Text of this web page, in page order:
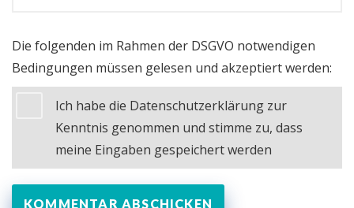
Die folgenden im Rahmen der DSGVO notwendigen
Bedingungen müssen gelesen und akzeptiert werden:
Ich habe die Datenschutzerklärung zur
Kenntnis genommen und stimme zu, dass
meine Eingaben gespeichert werden